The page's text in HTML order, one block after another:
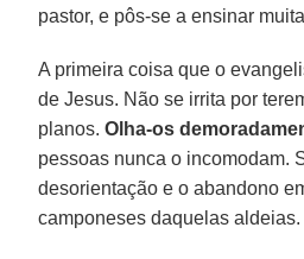
pastor, e pôs-se a ensinar
A primeira coisa que o
de Jesus. Não se irrita por
planos.Olha-os
pessoas nunca o incomodam.
desorientação e o abandono
camponeses daquelas aldeias.